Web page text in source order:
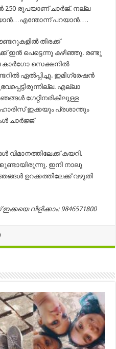
250 രൂപയാണ് ചാര്‍ജ്. നല്ല
പറയാന്‍….
തിരക്ക്
ഇന്‍ പെട്ടെന്നു കഴിഞ്ഞു. രണ്ടു
സെക്ഷനില്‍
ഏല്‍പ്പിച്ചു. ഇമിഗ്രേഷന്‍
എല്ലാ
ഗേറ്റിനരികിലുള്ള
ഹാരിസ് ഇക്കയും പ്രശാന്തും
ചാര്‍ജ്ജ്
കയറി.
ഇനി നാലു
ഉറക്കത്തിലേക്ക് വഴുതി
വിളിക്കാം: 9846571800